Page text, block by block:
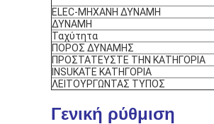
ELEC-ΜΗΧΑΝΗ ΔΥΝΑΜΗ
ΔΥΝΑΜΗ
Ταχύτητα
ΠΟΡΟΣ ΔΥΝΑΜΗΣ
ΠΡΟΣΤΑΤΕΥΣΤΕ ΤΗΝ ΚΑΤΗΓΟΡΙΑ
INSUKATE ΚΑΤΗΓΟΡΙΑ
ΛΕΙΤΟΥΡΓΩΝΤΑΣ ΤΥΠΟΣ
Γενική ρύθμιση